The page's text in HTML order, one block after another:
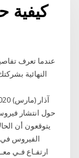
عندما تعرف
النهائية
حول انتشار
الفيروس
ارتفـاع فـي